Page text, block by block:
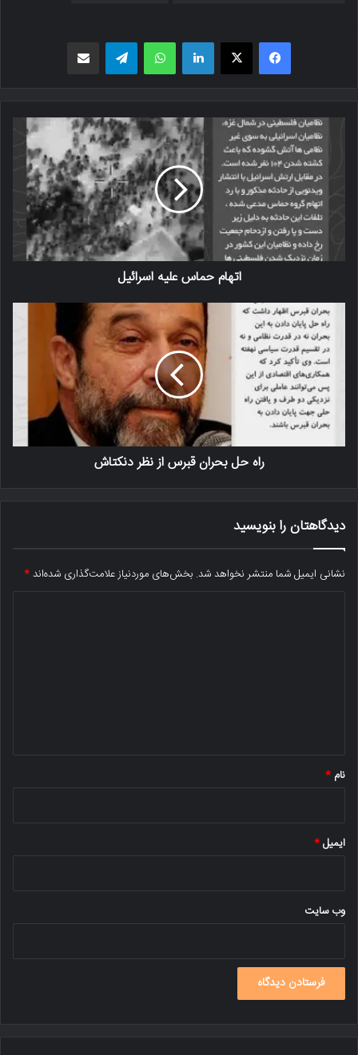
فیسبوک X لینکدین واتس اپ
اتهام حماس علیه اسرائیل
راه حل بحران قبرس از نظر دنکتاش
دیدگاهتان را بنویسید
نشانی ایمیل شما منتشر نخواهد شد. بخش‌های موردنیاز علامت‌گذاری شده‌اند*
نام *
ایمیل*
وب‌ سایت